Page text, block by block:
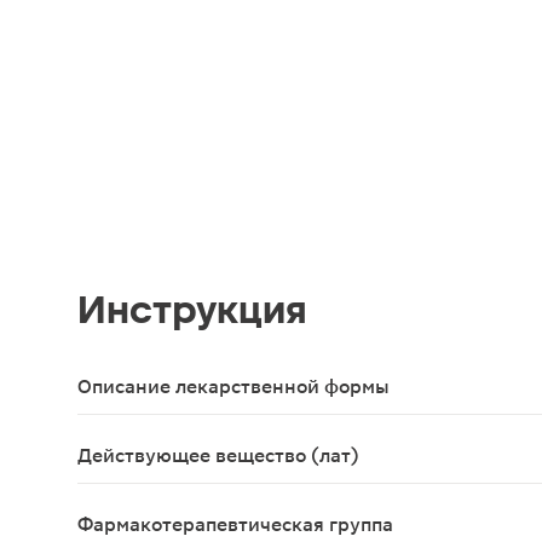
Инструкция
Описание лекарственной формы
Круглые, двояковыпуклые таблетки, покрытые
Действующее вещество (лат)
Фармакотерапевтическая группа